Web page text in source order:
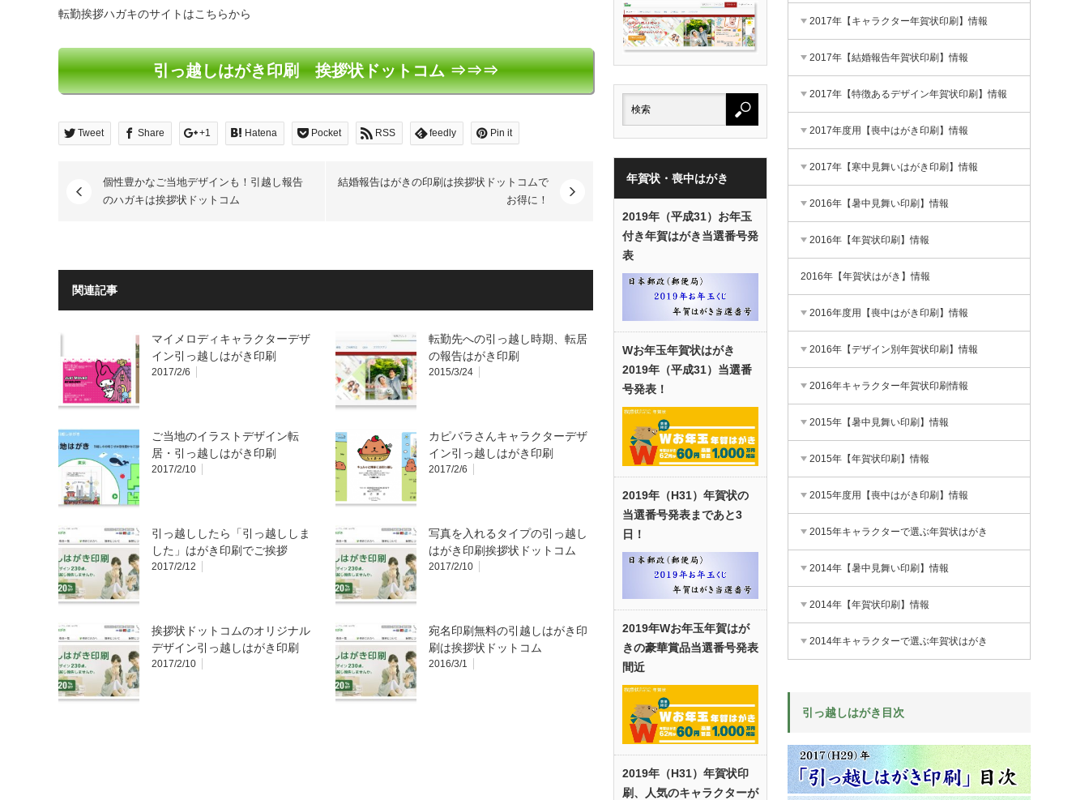
転勤挨拶ハガキのサイトはこちらから
引っ越しはがき印刷 挨拶状ドットコム ⇒⇒⇒
Tweet Share +1 Hatena Pocket RSS feedly Pin it
個性豊かなご当地デザインも！引越し報告
のハガキは挨拶状ドットコム
結婚報告はがきの印刷は挨拶状ドットコムで
お得に！
関連記事
マイメロディキャラクターデザ
イン引っ越しはがき印刷
2017/2/6
転勤先への引っ越し時期、転居
の報告はがき印刷
2015/3/24
ご当地のイラストデザイン転
居・引っ越しはがき印刷
2017/2/10
カピバラさんキャラクターデザ
イン引っ越しはがき印刷
2017/2/6
引っ越ししたら「引っ越ししま
した」はがき印刷でご挨拶
2017/2/12
写真を入れるタイプの引っ越し
はがき印刷挨拶状ドットコム
2017/2/10
挨拶状ドットコムのオリジナル
デザイン引っ越しはがき印刷
2017/2/10
宛名印刷無料の引越しはがき印
刷は挨拶状ドットコム
2016/3/1
年賀状・喪中はがき
2019年（平成31）お年玉
付き年賀はがき当選番号発
表
Wお年玉年賀状はがき
2019年（平成31）当選番
号発表！
2019年（H31）年賀状の
当選番号発表まであと3
日！
2019年Wお年玉年賀はが
きの豪華賞品当選番号発表
間近
2019年（H31）年賀状印
刷、人気のキャラクターが
2017年【キャラクター年賀状印刷】情報
2017年【結婚報告年賀状印刷】情報
2017年【特徴あるデザイン年賀状印刷】情報
2017年度用【喪中はがき印刷】情報
2017年【寒中見舞いはがき印刷】情報
2016年【暑中見舞い印刷】情報
2016年【年賀状印刷】情報
2016年【年賀状はがき】情報
2016年度用【喪中はがき印刷】情報
2016年【デザイン別年賀状印刷】情報
2016年キャラクター年賀状印刷情報
2015年【暑中見舞い印刷】情報
2015年【年賀状印刷】情報
2015年度用【喪中はがき印刷】情報
2015年キャラクターで選ぶ年賀状はがき
2014年【暑中見舞い印刷】情報
2014年【年賀状印刷】情報
2014年キャラクターで選ぶ年賀状はがき
引っ越しはがき目次